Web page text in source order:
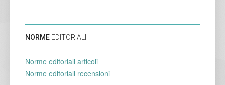
NORME EDITORIALI
Norme editoriali articoli
Norme editoriali recensioni